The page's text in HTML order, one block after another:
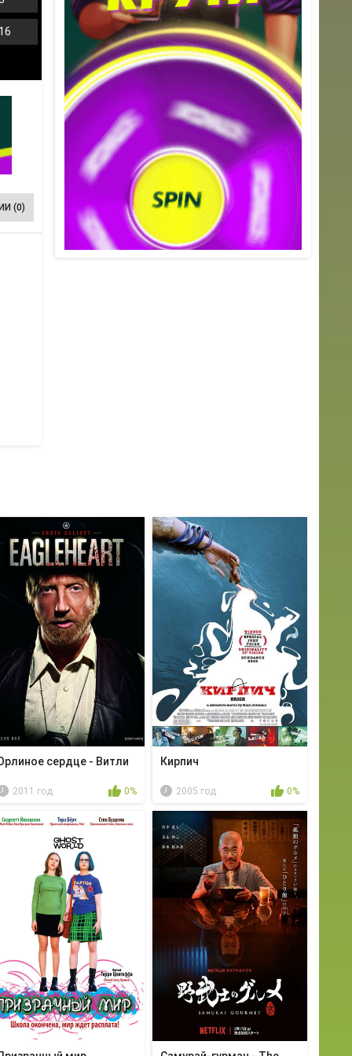
(0)
сердце - Витли
2011 год 0%
Кирпич
2005 год 0%